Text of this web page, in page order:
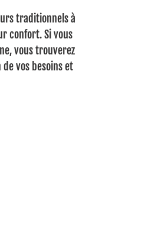
traditionnels à
confort. Si vous
vous trouverez
vos besoins et